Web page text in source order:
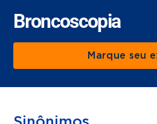
Broncoscopia
Marque seu